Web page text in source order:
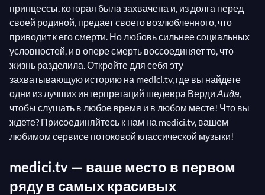
принцессы, которая была захвачена и, из долга перед
своей родиной, предает своего возлюбленного, что
приводит к его смерти. Но любовь сильнее социальных
условностей, и в опере смерть воссоединяет то, что
жизнь разделила. Откройте для себя эту
захватывающую историю на medici.tv, где вы найдете
одни из лучших интерпретаций шедевра Верди Аида,
чтобы слушать в любое время и в любом месте! Что вы
ждете? Присоединяйтесь к нам на medici.tv, вашем
любимом сервисе потоковой классической музыки!
medici.tv — ваше место в первом
ряду в самых красивых